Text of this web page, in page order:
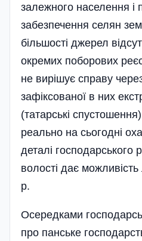
залежного населення і
забезпечення селян
більшості джерел
окремих поборових
не вирішує справу
зафіксованої в них
(татарські
реально на сьогодні
деталі господарського
волості дає
р.
Осередками
про панське